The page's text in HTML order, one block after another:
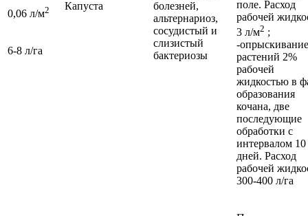
0,06 л/м2
6-8 л/га
Капуста
болезней,
альтернариоз,
сосудистый и
слизистый
бактериозы
поле. Расход
рабочей
3 л/м2 ;
-опрыскивание
растений 2%
рабочей
жидкостью в
образования
кочана, две
последующие
обработки с
интервалом 10
дней. Расход
рабочей
300-400 л/га